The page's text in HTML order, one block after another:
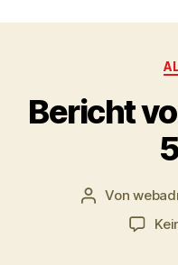
Bericht
Beitragsautor
Von